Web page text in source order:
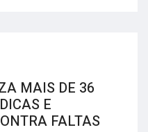
MAIS DE 36
E
FALTAS